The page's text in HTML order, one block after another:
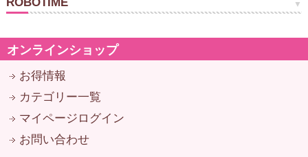
オンラインショップ
お得情報
カテゴリー一覧
マイページログイン
お問い合わせ